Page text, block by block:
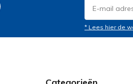
* Lees hier de